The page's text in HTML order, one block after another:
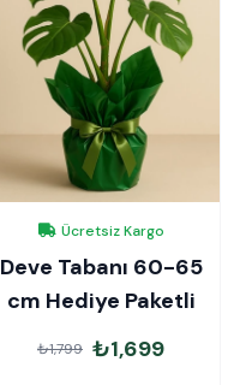
Ücretsiz Kargo
Deve Tabanı 60-65
cm Hediye Paketli
₺1,799 ₺1,699